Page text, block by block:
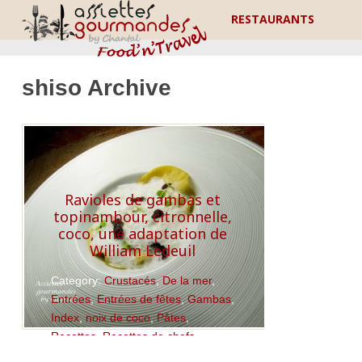
RESTAURANTS
shiso Archive
Ravioles de gambas et
topinambour, citronnelle,
coco, une adaptation de
William Ledeuil
Category:Crustacés,De la mer,
Entrées,Entrées de fêtes,Gambas,
Index,noix de coco,Pâtes,
Recettes
Recettes de chefs